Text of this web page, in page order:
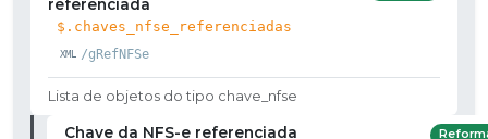
referenciada
$.chaves_nfse_referenciadas
/gRefNFSe
Lista de objetos do tipo chave_nfse
Chave da NFS-e referenciada